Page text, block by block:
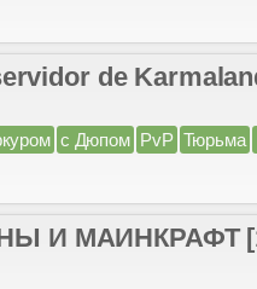
de
с Дюпом PvP Тюрьма
И МАИНКРАФТ